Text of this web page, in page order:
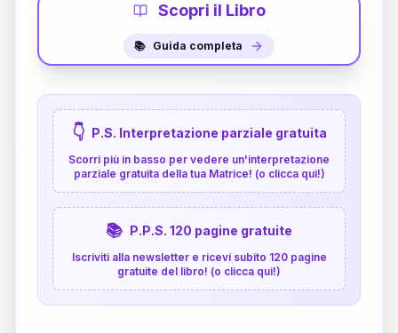
Scopri il Libro
📚 Guida completa
👇 P.S. Interpretazione parziale gratuita
Scorri più in basso per vedere un'interpretazione
parziale gratuita della tua Matrice! (o clicca qui!)
📚 P.P.S. 120 pagine gratuite
Iscriviti alla newsletter e ricevi subito 120 pagine
gratuite del libro! (o clicca qui!)